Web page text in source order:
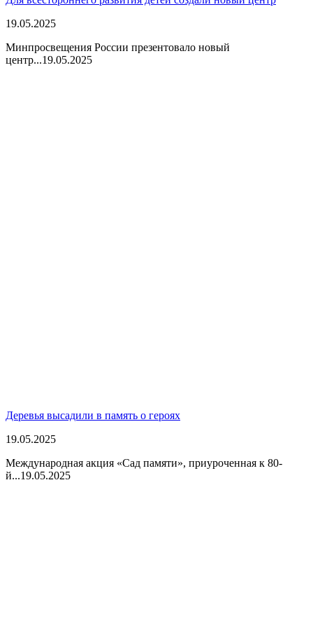
19.05.2025
Минпросвещения России презентовало новый
центр...19.05.2025
Деревья высадили в память о героях
19.05.2025
Международная акция «Сад памяти», приуроченная к 80-
й...19.05.2025